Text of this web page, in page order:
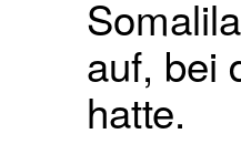
auf, bei
hatte.